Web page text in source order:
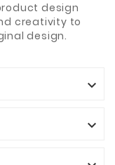
design
creativity to
design.

